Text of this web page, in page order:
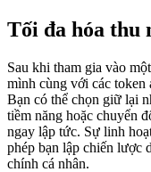
Tối đa hóa thu
Sau khi tham gia vào
mình cùng với các token
Bạn có thể chọn giữ lại
tiềm năng hoặc chuyển
ngay lập tức. Sự linh
phép bạn lập chiến lược
chính cá nhân.